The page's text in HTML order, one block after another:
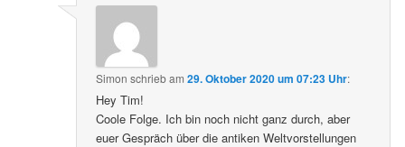
Simon schriebam29. Oktober 2020 um 07:23 Uhr:
Hey Tim!
Coole Folge. Ich bin noch nicht ganz durch, aber
euer Gespräch über die antiken Weltvorstellungen